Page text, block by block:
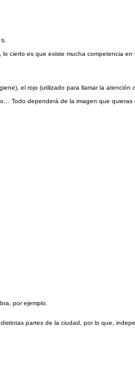
cierto es que existe mucha competencia
el rojo (utilizado para llamar la atención
Todo dependerá de la imagen que quieras
por ejemplo.
partes de la ciudad, por lo que,